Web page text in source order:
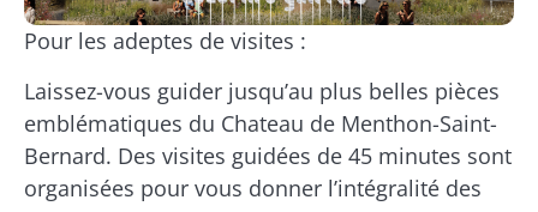
Pour les adeptes de visites :
Laissez-vous guider jusqu’au plus belles pièces
emblématiques du Chateau de Menthon-Saint-
Bernard. Des visites guidées de 45 minutes sont
organisées pour vous donner l’intégralité des